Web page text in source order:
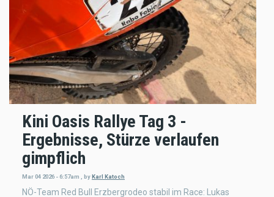
Kini Oasis Rallye Tag 3 -
Ergebnisse, Stürze verlaufen
gimpflich
Mar 04 2026 - 6:57am byKarl Katoch
NÖ-Team Red Bull Erzbergrodeo stabil im Race: Lukas